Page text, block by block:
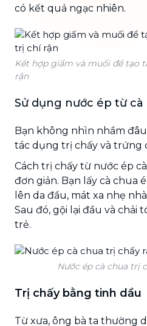
có kết quả ngạc nhiên.
Kết hợp giấm và muối để tạo
rận
Sử dụng nước ép từ cà
Bạn không nhìn nhầm
tác dụng trị chấy và trứng
Cách trị chấy từ nước ép
đơn giản. Bạn lấy cà chua
lên da đầu, mát xa nhẹ
Sau đó, gội lại đầu và chải
trẻ.
Nước ép cà chua trị
Trị chấy bằng tinh dầu
Từ xưa, ông bà ta thường